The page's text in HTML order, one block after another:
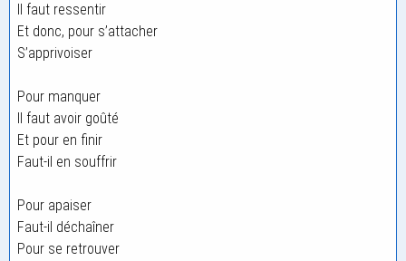
Il faut ressentir
Et donc, pour s’attacher
S’apprivoiser
Pour manquer
Il faut avoir goûté
Et pour en finir
Faut-il en souffrir
Pour apaiser
Faut-il déchaîner
Pour se retrouver